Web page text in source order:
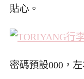
貼心。
密碼預設000，